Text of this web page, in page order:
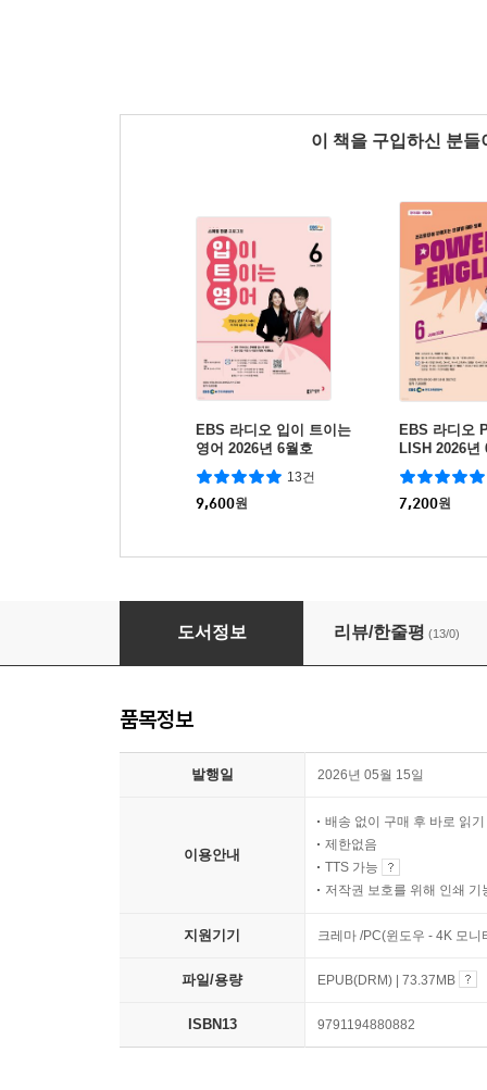
이 책을 구입하신 분
EBS 라디오 입이 트이는
영어 2026년 6월호
13건
9,600원
EBS 라디오
LISH 2026년
7,200원
나는 학원 없이 7개 국어를 정복했다
도서정보 리뷰/한줄평 (13/0)
품목정보
발행일 2026년 05월 15일
이용안내
배송 없이 구매 후 바로 읽기
제한없음
TTS 가능
저작권 보호를 위해 인쇄 기
지원기기 크레마 /PC(윈도우 - 4K 모
파일/용량 EPUB(DRM) | 73.37MB
ISBN13 9791194880882